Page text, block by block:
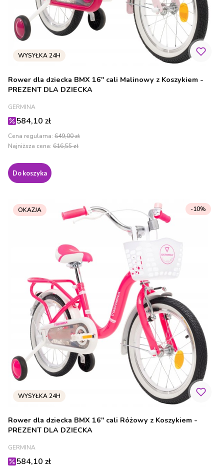
Rower dla dziecka BMX 16" cali Malinowy z Koszykiem -
PREZENT DLA DZIECKA
PRODUCENT
GERMINA
Cena promocyjna
584,10 zł
Cena regularna: 649,00 zł
Najniższa cena: 616,55 zł
Do koszyka
OKAZJA
Rower dla dziecka BMX 16" cali Różowy z Koszykiem -
PREZENT DLA DZIECKA
PRODUCENT
GERMINA
Cena promocyjna
584,10 zł
-10%